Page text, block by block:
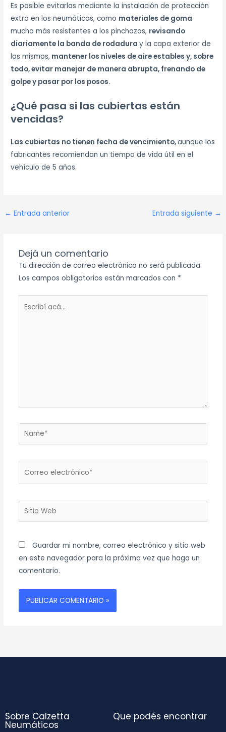
Es posible evitarlas mediante la instalación de protección
extra en los neumáticos, como materiales de goma
mucho más resistentes a los pinchazos, revisando
diariamente la banda de rodaduray la capa exterior de
los mismos, mantener los niveles de aire estables y, sobre
todo, evitar manejar de manera abrupta, frenando de
golpe y pasar por los posos.
¿Qué pasa si las cubiertas están
vencidas?
Las cubiertas no tienen fecha de vencimiento,aunque los
fabricantes recomiendan un tiempo de vida útil en el
vehículo de 5 años.
← Entrada anterior Entrada siguiente →
Dejá un comentario
Tu dirección de correo electrónico no será publicada.
Los campos obligatorios están marcados con *
Name*
Correo
Sitio
Guardar mi nombre, correo electrónico y sitio web
en este navegador para la próxima vez que haga un
comentario.
Sobre Calzetta
Neumáticos
Que podés encontrar